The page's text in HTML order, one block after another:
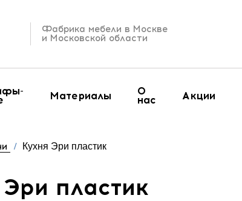
Фабрика мебели в Москве
и Московской области
Материалы О
нас Акции
/
Кухня Эри пластик
пластик